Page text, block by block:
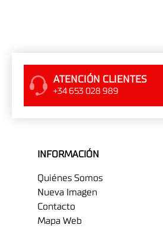
ATENCIÓN CLIENTES
+34 653 028 989
INFORMACIÓN
Quiénes Somos
Nueva Imagen
Contacto
Mapa Web